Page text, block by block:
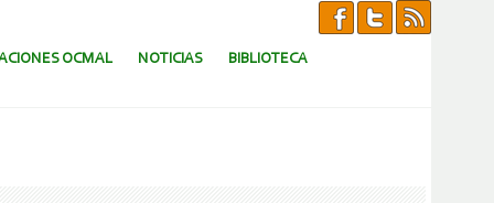
OCMAL NOTICIAS BIBLIOTECA